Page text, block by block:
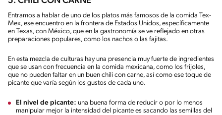
Entramos a hablar de uno de los platos más famosos de la comida Tex-
Mex, ese encuentro en la frontera de Estados Unidos, específicamente
en Texas, con México, que en la gastronomía se ve reflejado en otras
preparaciones populares, como los nachos o las fajitas.
En esta mezcla de culturas hay una presencia muy fuerte de ingredientes
que se usan con frecuencia en la comida mexicana, como los frijoles,
que no pueden faltar en un buen chili con carne, así como ese toque de
picante que varía según los gustos de cada uno.
El nivel de picante: una buena forma de reducir o por lo menos
manipular mejor la intensidad del picante es sacando las semillas del